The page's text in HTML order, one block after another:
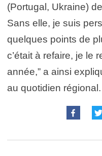
(Portugal, Ukraine)
Sans elle, je suis
quelques points de
c’était à refaire, je le
année,” a ainsi
au quotidien régional.